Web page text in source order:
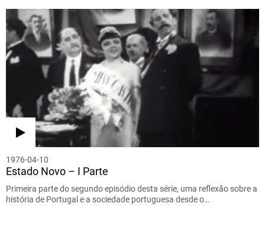
1976-04-10
Estado Novo – I Parte
Primeira parte do segundo episódio desta série, uma reflexão sobre a
história de Portugal e a sociedade portuguesa desde o…